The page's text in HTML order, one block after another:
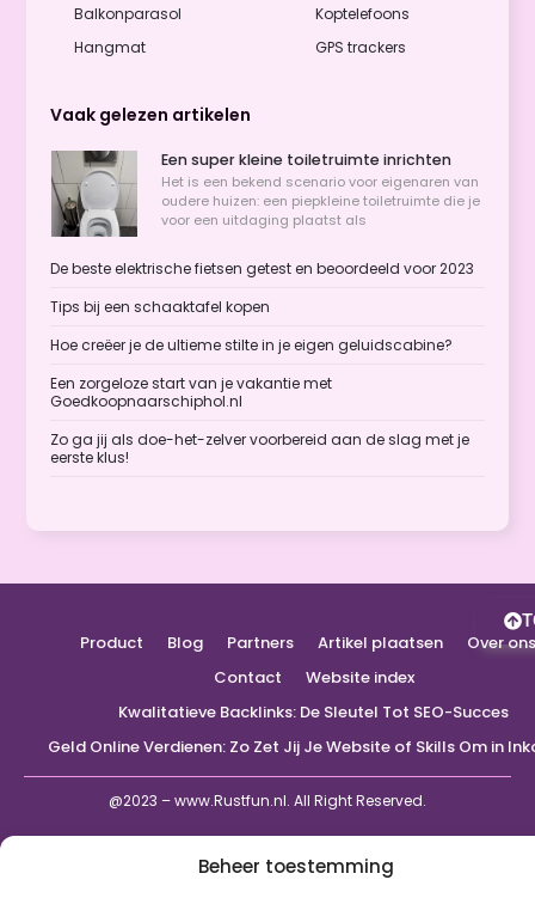
Beheer toestemming
Balkonparasol
Hangmat
Koptelefoons
GPS trackers
Vaak gelezen artikelen
Een super kleine toiletruimte inrichten
Het is een bekend scenario voor eigenaren van
oudere huizen: een piepkleine toiletruimte die je
voor een uitdaging plaatst als
De beste elektrische fietsen getest en beoordeeld voor 2023
Tips bij een schaaktafel kopen
Hoe creëer je de ultieme stilte in je eigen geluidscabine?
Een zorgeloze start van je vakantie met
Goedkoopnaarschiphol.nl
Zo ga jij als doe-het-zelver voorbereid aan de slag met je
eerste klus!
@2023 – www.Rustfun.nl. All Right Reserved.
Product Blog Partners Artikel plaatsen
Over ons
Contact
Website index
Kwalitatieve Backlinks: De Sleutel Tot SEO-Succes
Geld Online Verdienen: Zo Zet Jij Je Website of Skills Om in